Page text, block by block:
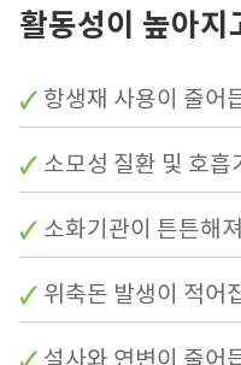
활동성이 높아
항생재 사용이 줄어
소모성 질환 및 호
소화기관이 튼튼해
위축돈 발생이 적어